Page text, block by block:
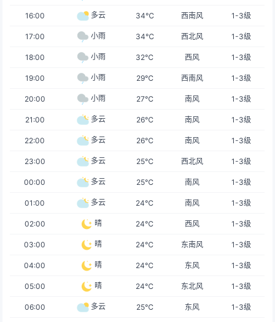
16:00 多云 34℃ 西南风 1-3级
17:00 小雨 34℃ 西北风 1-3级
18:00 小雨 32℃ 西风 1-3级
19:00 小雨 29℃ 西南风 1-3级
20:00 小雨 27℃ 南风 1-3级
21:00 多云 26℃ 南风 1-3级
22:00 多云 26℃ 南风 1-3级
23:00 多云 25℃ 西北风 1-3级
00:00 多云 25℃ 南风 1-3级
01:00 多云 24℃ 南风 1-3级
02:00 晴 24℃ 西风 1-3级
03:00 晴 24℃ 东南风 1-3级
04:00 晴 24℃ 东风 1-3级
05:00 晴 24℃ 东北风 1-3级
06:00 多云 25℃ 东风 1-3级